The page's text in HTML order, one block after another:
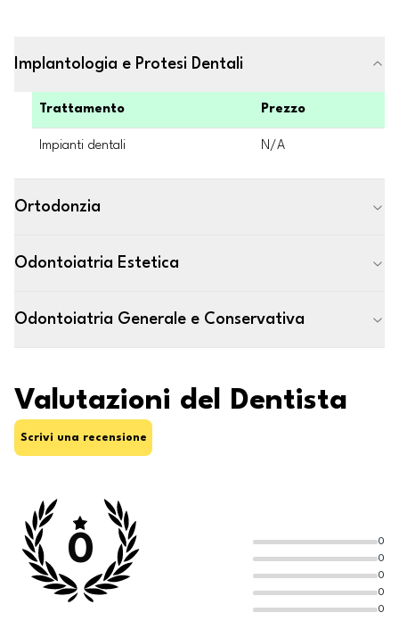
Implantologia e Protesi Dentali
Trattamento Prezzo
Impianti dentali N/A
Ortodonzia
Odontoiatria Estetica
Odontoiatria Generale e Conservativa
Valutazioni del Dentista
Scrivi una recensione
0
0
0
0
0
0